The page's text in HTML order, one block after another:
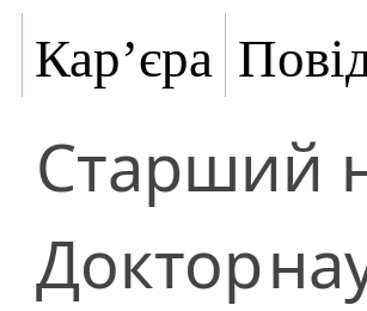
Кар’єра
Старший
Доктор